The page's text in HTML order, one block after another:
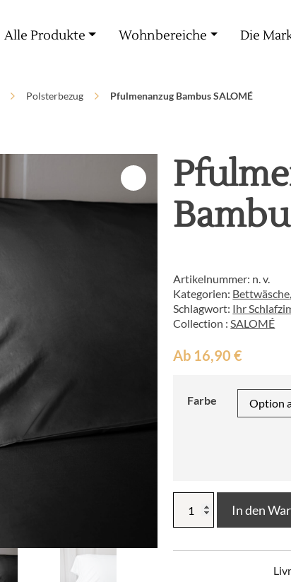
Alle Produkte Wohnbereiche Die
Polsterbezug Pfulmenanzug Bambus SALOMÉ
Artikelnummer: n. v.
Kategorien: Bettwäsche,
Schlagwort: Ihr
Collection :SALOMÉ
Ab 16,90€
Farbe
Bambus
SALOMÉ
In den